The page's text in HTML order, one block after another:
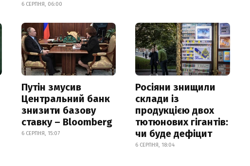
6 СЕРПНЯ, 06:00
Путін змусив
Центральний банк
знизити базову
ставку – Bloomberg
6 СЕРПНЯ, 15:07
Росіяни знищили
склади із
продукцією двох
тютюнових гігантів:
чи буде дефіцит
6 СЕРПНЯ, 18:04